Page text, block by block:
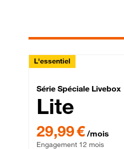
L'essentiel
Série
Série Spéciale Livebox
Lite
29,99 € par mois ,
29,99 € /mois
Engagement 12 mois